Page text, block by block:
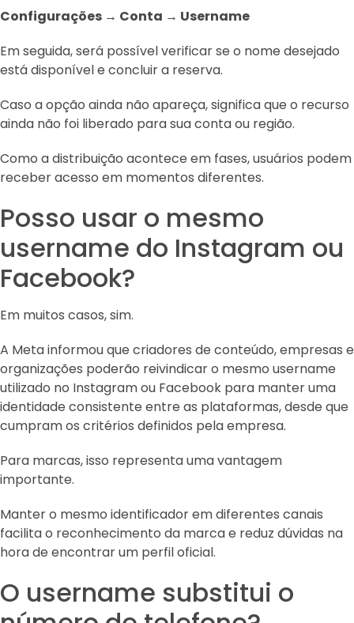
Configurações → Conta → Username
Em seguida, será possível verificar se o nome desejado
está disponível e concluir a reserva.
Caso a opção ainda não apareça, significa que o recurso
ainda não foi liberado para sua conta ou região.
Como a distribuição acontece em fases, usuários podem
receber acesso em momentos diferentes.
Posso usar o mesmo
username do Instagram ou
Facebook?
Em muitos casos, sim.
A Meta informou que criadores de conteúdo, empresas e
organizações poderão reivindicar o mesmo username
utilizado no Instagram ou Facebook para manter uma
identidade consistente entre as plataformas, desde que
cumpram os critérios definidos pela empresa.
Para marcas, isso representa uma vantagem
importante.
Manter o mesmo identificador em diferentes canais
facilita o reconhecimento da marca e reduz dúvidas na
hora de encontrar um perfil oficial.
O username substitui o